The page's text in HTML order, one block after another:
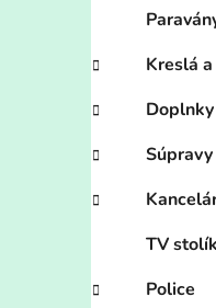
Kreslá
TV
Police